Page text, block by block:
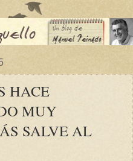
HACE
MUY
SALVE AL